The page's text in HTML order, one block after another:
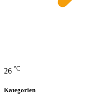
26 °C
Kategorien